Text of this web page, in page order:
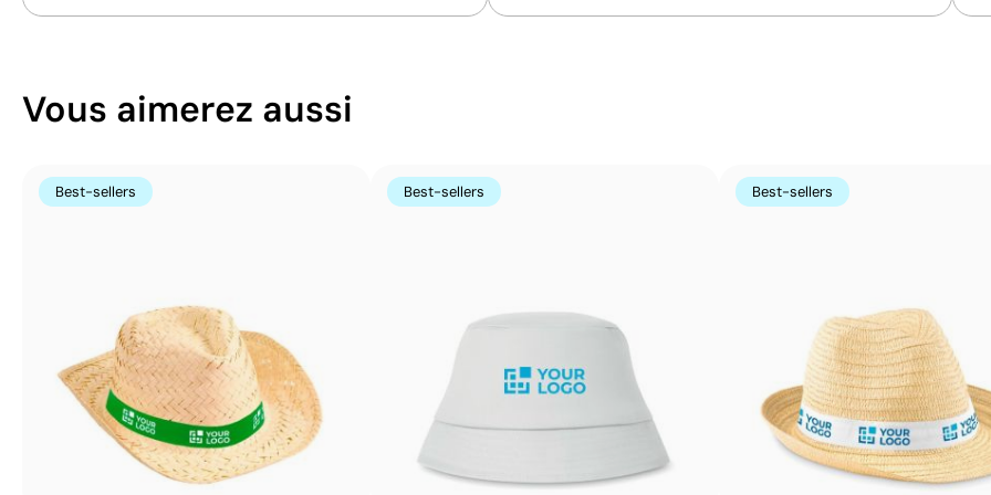
Possibilité d’impression des couleurs Pantone®
Idéal pour vêtements nécessitant des lavages
fréquents
Vous aimerez aussi
Best-sellers Best-sellers Best-sellers